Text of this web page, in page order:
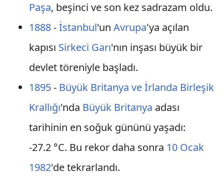
Paşa, beşinci ve son kez sadrazam oldu.
1888-İstanbul'un Avrupa'ya açılan
kapısı Sirkeci Garı'nın inşası büyük bir
devlet töreniyle başladı.
1895- Büyük Britanya ve İrlanda Birleşik
Krallığı'nda Büyük Britanya adası
tarihinin en soğuk gününü yaşadı:
-27.2 °C. Bu rekor daha sonra 10 Ocak
1982'de tekrarlandı.